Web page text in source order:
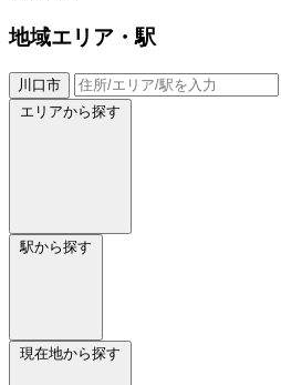
地域エリア・駅
川口市
エリアから探す
駅から探す
現在地から探す